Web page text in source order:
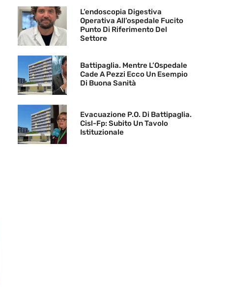
L’endoscopia Digestiva
Operativa All’ospedale Fucito
Punto Di Riferimento Del
Settore
Battipaglia. Mentre L’Ospedale
Cade A Pezzi Ecco Un Esempio
Di Buona Sanità
Evacuazione P.O. Di Battipaglia.
Cisl-Fp: Subito Un Tavolo
Istituzionale